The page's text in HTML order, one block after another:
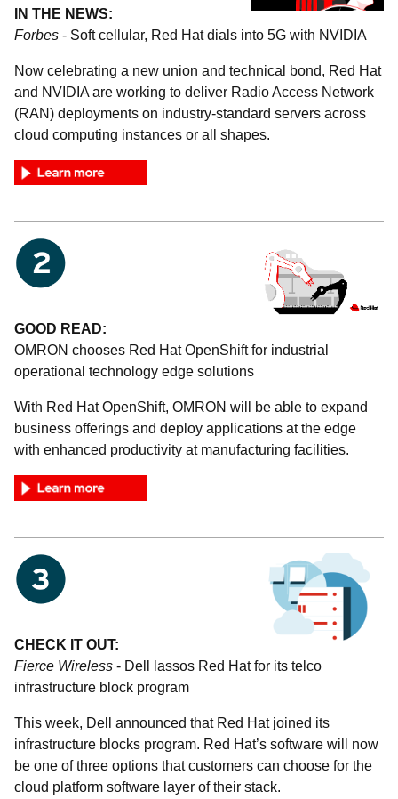
IN THE NEWS:
Forbes - Soft cellular, Red Hat dials into 5G with NVIDIA
Now celebrating a new union and technical bond, Red Hat
and NVIDIA are working to deliver Radio Access Network
(RAN) deployments on industry-standard servers across
cloud computing instances or all shapes.
GOOD READ:
OMRON chooses Red Hat OpenShift for industrial
operational technology edge solutions
With Red Hat OpenShift, OMRON will be able to expand
business offerings and deploy applications at the edge
with enhanced productivity at manufacturing facilities.
CHECK IT OUT:
Fierce Wireless - Dell lassos Red Hat for its telco
infrastructure block program
This week, Dell announced that Red Hat joined its
infrastructure blocks program. Red Hat’s software will now
be one of three options that customers can choose for the
cloud platform software layer of their stack.